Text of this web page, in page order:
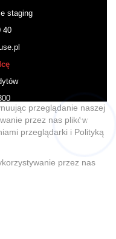
staging
40
przeglądanie naszej
przez nas plików
przeglądarki i Polityką
przez nas
Chętnie Ci pomogę